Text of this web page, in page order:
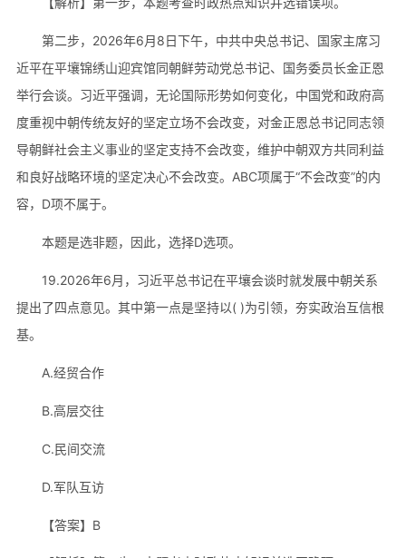
第二步，2026年6月8日下午，中共中央总书记、国家主席习
近平在平壤锦绣山迎宾馆同朝鲜劳动党总书记、国务委员长金正恩
举行会谈。习近平强调，无论国际形势如何变化，中国党和政府高
度重视中朝传统友好的坚定立场不会改变，对金正恩总书记同志领
导朝鲜社会主义事业的坚定支持不会改变，维护中朝双方共同利益
和良好战略环境的坚定决心不会改变。ABC项属于“不会改变”的内
容，D项不属于。
本题是选非题，因此，选择D选项。
19.2026年6月，习近平总书记在平壤会谈时就发展中朝关系
提出了四点意见。其中第一点是坚持以( )为引领，夯实政治互信根
基。
A.经贸合作
B.高层交往
C.民间交流
D.军队互访
【答案】B